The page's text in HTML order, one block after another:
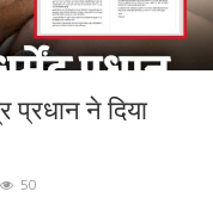
प्रधान ने दिया
50